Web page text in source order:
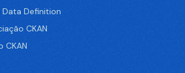
Data Definition
CKAN
CKAN